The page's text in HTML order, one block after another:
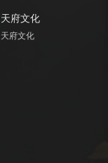
天府文化
天府文化